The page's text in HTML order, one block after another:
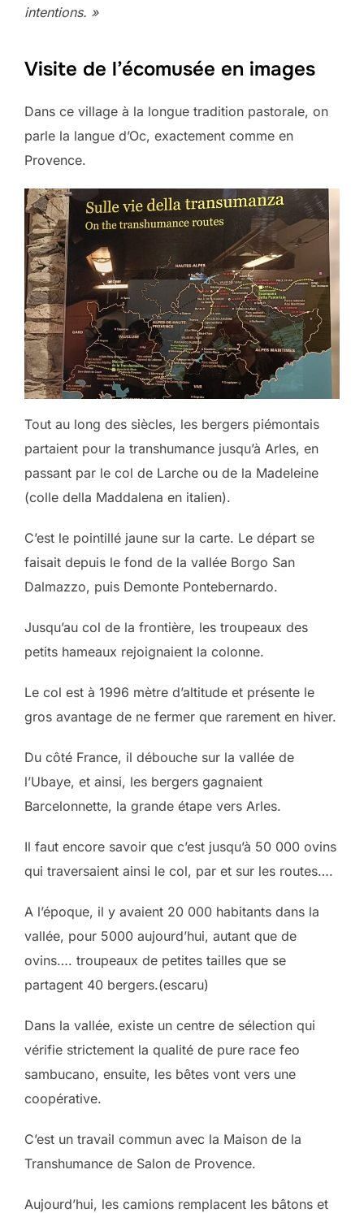
intentions. »
Visite de l’écomusée en images
Dans ce village à la longue tradition pastorale, on
parle la langue d’Oc, exactement comme en
Provence.
Tout au long des siècles, les bergers piémontais
partaient pour la transhumance jusqu’à Arles, en
passant par le col de Larche ou de la Madeleine
(colle della Maddalena en italien).
C’est le pointillé jaune sur la carte. Le départ se
faisait depuis le fond de la vallée Borgo San
Dalmazzo, puis Demonte Pontebernardo.
Jusqu’au col de la frontière, les troupeaux des
petits hameaux rejoignaient la colonne.
Le col est à 1996 mètre d’altitude et présente le
gros avantage de ne fermer que rarement en hiver.
Du côté France, il débouche sur la vallée de
l’Ubaye, et ainsi, les bergers gagnaient
Barcelonnette, la grande étape vers Arles.
Il faut encore savoir que c’est jusqu’à 50 000 ovins
qui traversaient ainsi le col, par et sur les routes….
A l’époque, il y avaient 20 000 habitants dans la
vallée, pour 5000 aujourd’hui, autant que de
ovins…. troupeaux de petites tailles que se
partagent 40 bergers.(escaru)
Dans la vallée, existe un centre de sélection qui
vérifie strictement la qualité de pure race feo
sambucano, ensuite, les bêtes vont vers une
coopérative.
C’est un travail commun avec la Maison de la
Transhumance de Salon de Provence.
Aujourd’hui, les camions remplacent les bâtons et